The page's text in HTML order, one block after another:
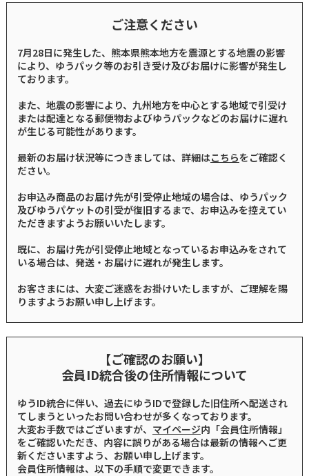
ご注意ください
7月28日に発生した、熊本県熊本地方を震源とする地震の影響
により、ゆうパック等のお引き受け及びお届けに影響が発生し
ております。
また、地震の影響により、九州地方を中心とする地域で引受け
または配達となる郵便物およびゆうパックなどのお届けに遅れ
が生じる可能性があります。
最新のお届け状況等につきましては、詳細はこちらをご確認く
ださい。
お申込み商品のお届け先が引受停止地域の場合は、ゆうパック
及びゆうパケットの引受が復旧するまで、お申込みを控えてい
ただきますようお願いいたします。
既に、お届け先が引受停止地域となっているお申込みをされて
いる場合は、発送・お届けに遅れが発生します。
お客さまには、大変ご迷惑をお掛けいたしますが、ご理解を賜
りますようお願い申し上げます。
【ご確認のお願い】
会員ID統合後の住所情報について
ゆうID統合に伴い、過去にゆうIDで登録した旧住所へ配送され
てしまうといったお問い合わせが多くなっております。
大変お手数ではございますが、 マイページ内「会員住所情報」
をご確認いただき、内容に誤りがある場合は最新の情報へご更
新くださいますよう、お願い申し上げます。
会員住所情報は、以下の手順で変更できます。